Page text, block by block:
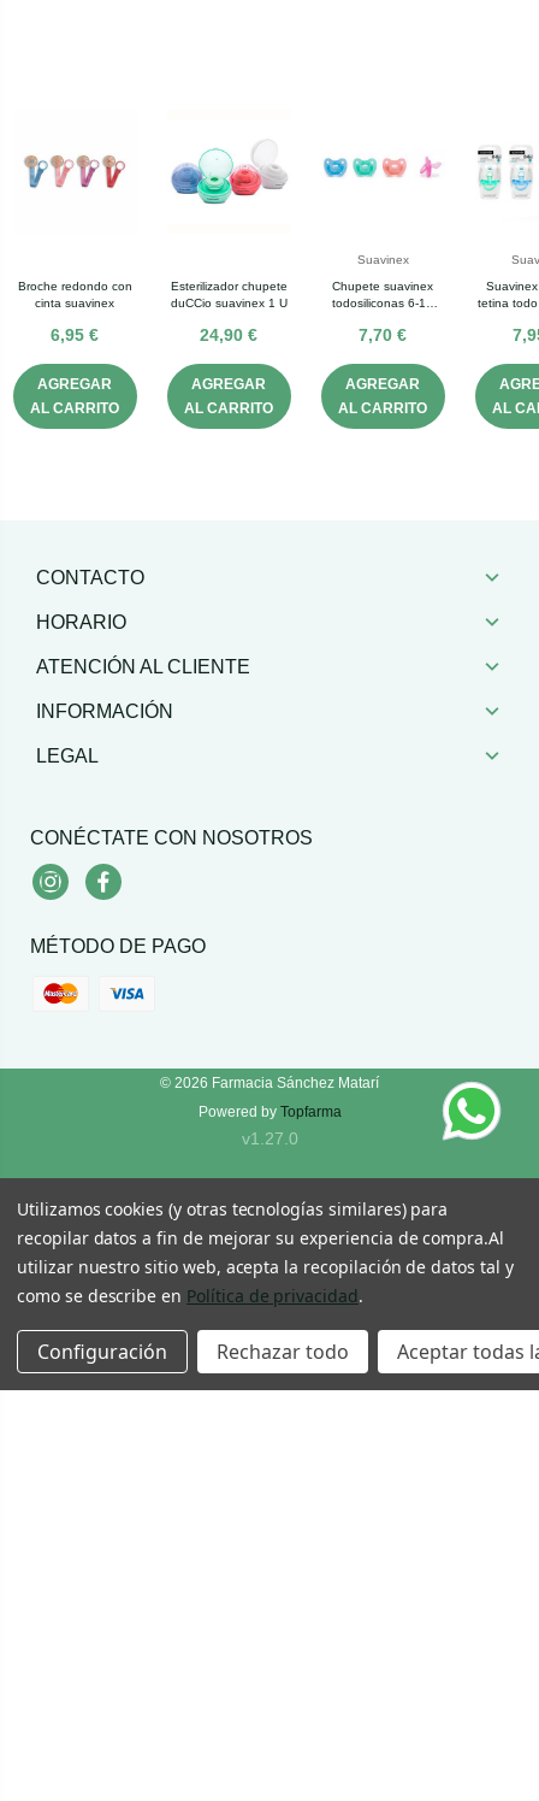
Broche redondo con
cinta suavinex
6,95 €
AGREGAR
AL CARRITO
Esterilizador chupete
duCCio suavinex 1 U
24,90 €
AGREGAR
AL CARRITO
Suavinex
Chupete suavinex
todosiliconas 6-18
7,70 €
AGREGAR
AL CARRITO
tetina
AL
CONTACTO
HORARIO
ATENCIÓN AL CLIENTE
INFORMACIÓN
LEGAL
CONÉCTATE CON NOSOTROS
InstagramFacebook
MÉTODO DE PAGO
© 2026 Farmacia Sánchez Matarí
Powered by Topfarma
v1.27.0
Utilizamos cookies (y otras tecnologías similares) para
recopilar datos a fin de mejorar su experiencia de compra.Al
utilizar nuestro sitio web, acepta la recopilación de datos tal y
como se describe en Política de privacidad.
Configuración Rechazar todo Aceptar todas